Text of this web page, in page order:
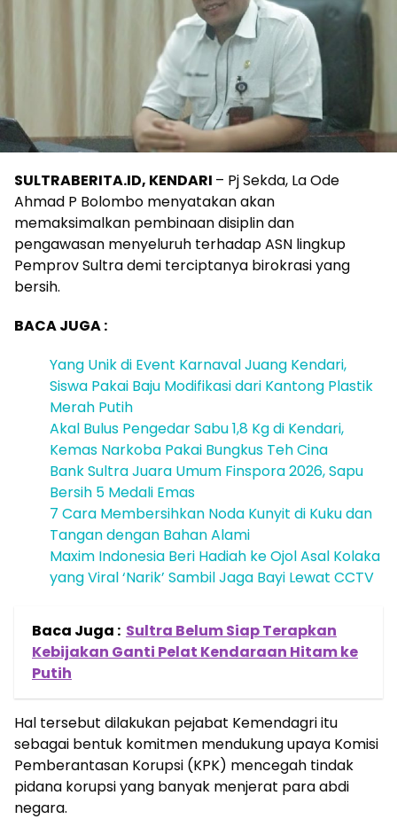
SULTRABERITA.ID, KENDARI – Pj Sekda, La Ode
Ahmad P Bolombo menyatakan akan
memaksimalkan pembinaan disiplin dan
pengawasan menyeluruh terhadap ASN lingkup
Pemprov Sultra demi terciptanya birokrasi yang
bersih.
BACA JUGA :
Yang Unik di Event Karnaval Juang Kendari,
Siswa Pakai Baju Modifikasi dari Kantong Plastik
Merah Putih
Akal Bulus Pengedar Sabu 1,8 Kg di Kendari,
Kemas Narkoba Pakai Bungkus Teh Cina
Bank Sultra Juara Umum Finspora 2026, Sapu
Bersih 5 Medali Emas
7 Cara Membersihkan Noda Kunyit di Kuku dan
Tangan dengan Bahan Alami
Maxim Indonesia Beri Hadiah ke Ojol Asal Kolaka
yang Viral ‘Narik’ Sambil Jaga Bayi Lewat CCTV
Baca Juga : Sultra Belum Siap Terapkan
Kebijakan Ganti Pelat Kendaraan Hitam ke
Putih
Hal tersebut dilakukan pejabat Kemendagri itu
sebagai bentuk komitmen mendukung upaya Komisi
Pemberantasan Korupsi (KPK) mencegah tindak
pidana korupsi yang banyak menjerat para abdi
negara.